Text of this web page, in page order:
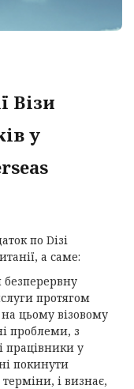
Візи
у
по Dізі
а саме:
безперервну
протягом
цьому візовому
проблеми, з
працівники у
покинути
і визнає,